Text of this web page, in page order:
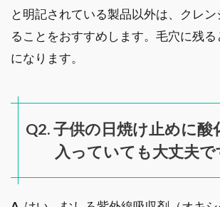
と明記されている製品以外は、クレ
ることをおすすめします。毛穴に残
になります。
Q2. 子供の日焼け止めに酸
入っていても大丈夫で